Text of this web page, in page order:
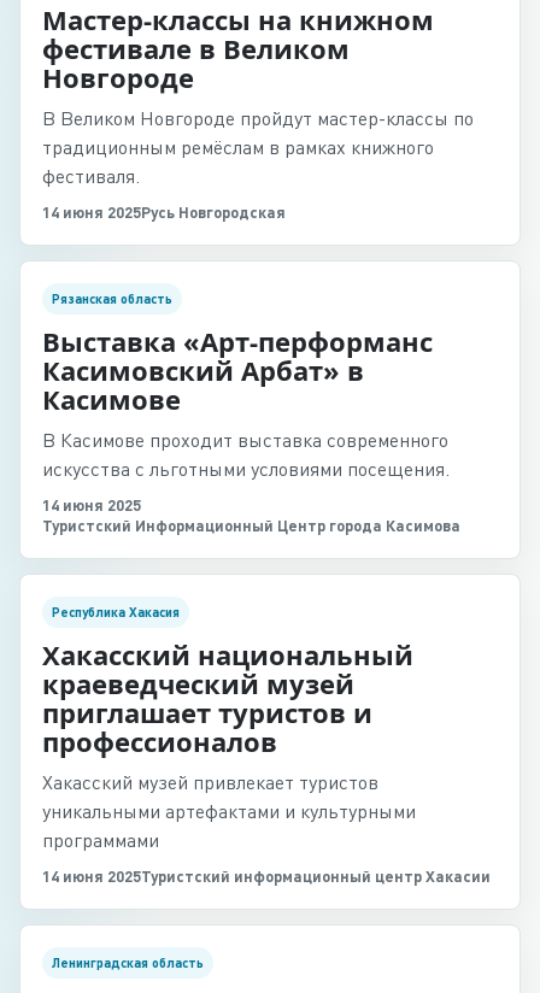
Мастер-классы на книжном
фестивале в Великом
Новгороде
В Великом Новгороде пройдут мастер-классы по
традиционным ремёслам в рамках книжного
фестиваля.
14 июня 2025Русь Новгородская
Рязанская область
Выставка «Арт-перформанс
Касимовский Арбат» в
Касимове
В Касимове проходит выставка современного
искусства с льготными условиями посещения.
14 июня 2025
Туристский Информационный Центр города Касимова
Республика Хакасия
Хакасский национальный
краеведческий музей
приглашает туристов и
профессионалов
Хакасский музей привлекает туристов
уникальными артефактами и культурными
программами
14 июня 2025Туристский информационный центр Хакасии
Ленинградская область